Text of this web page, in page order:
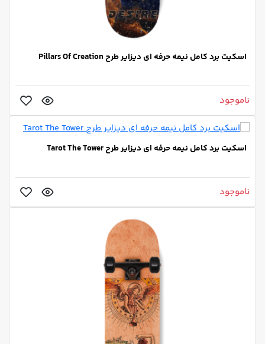
اسکیت برد کامل نیمه حرفه ای دیزایر طرح Pillars Of Creation
ناموجود
اسکیت برد کامل نیمه حرفه ای دیزایر طرح Tarot The Tower
ناموجود